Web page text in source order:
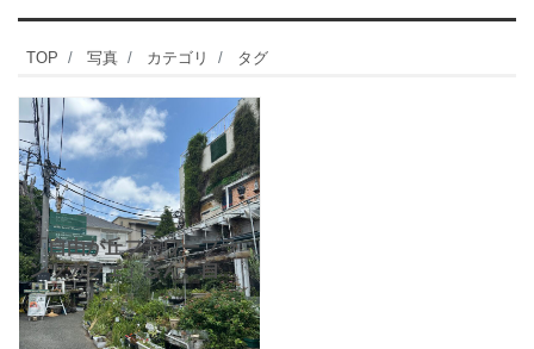
TOP 写真 カテゴリ タグ
「自由が丘フラワープラ
ンツカフェ」さん。自由
が丘駅から徒歩5分、植物
苗・雑貨・ガーデンオー
ナメントの販売、植物の